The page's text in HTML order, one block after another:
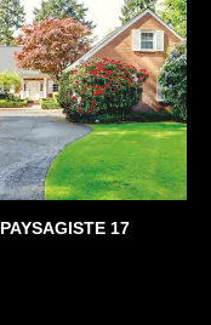
PAYSAGISTE 17